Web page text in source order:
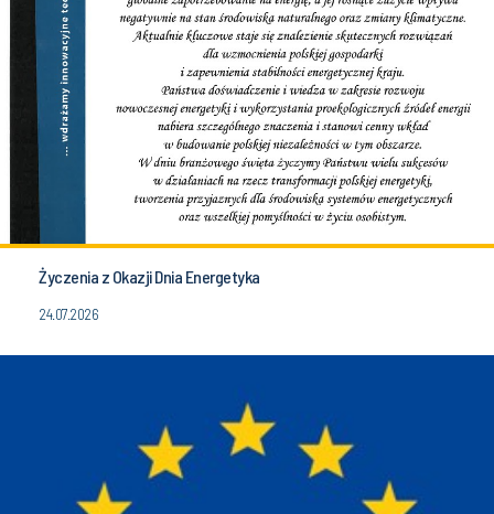
Życzenia z Okazji Dnia Energetyka
24.07.2026